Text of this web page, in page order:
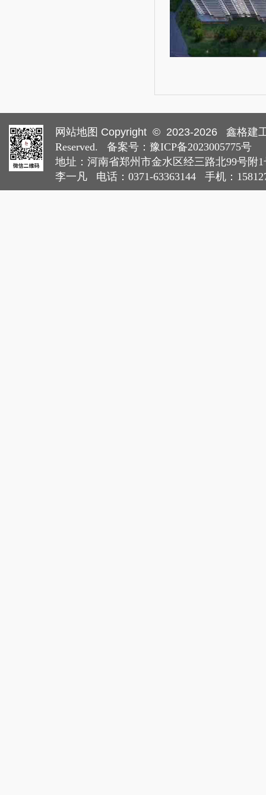
网站地图 Copyright © 2023-2026
鑫格建
Reserved. 备案号： 豫ICP备2023005775号
地址：河南省郑州市金水区经三路北99号附
李一凡 电话：0371-63363144 手机：